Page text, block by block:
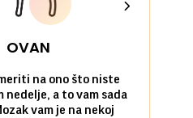
OVAN
na ono što niste
nedelje, a to vam sada
vam je na nekoj